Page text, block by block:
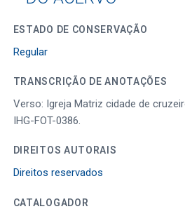
ESTADO DE CONSERVAÇÃO
Regular
TRANSCRIÇÃO DE ANOTAÇÕES
Verso: Igreja Matriz cidade de
IHG-FOT-0386.
DIREITOS AUTORAIS
Direitos reservados
CATALOGADOR